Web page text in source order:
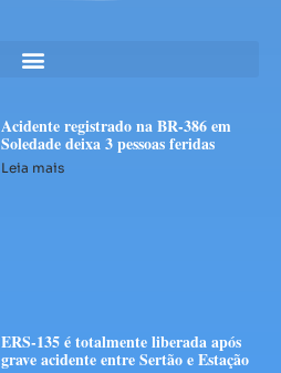
Acidente registrado na BR-386 em
Soledade deixa 3 pessoas feridas
Leia mais
ERS-135 é totalmente liberada após
grave acidente entre Sertão e Estação